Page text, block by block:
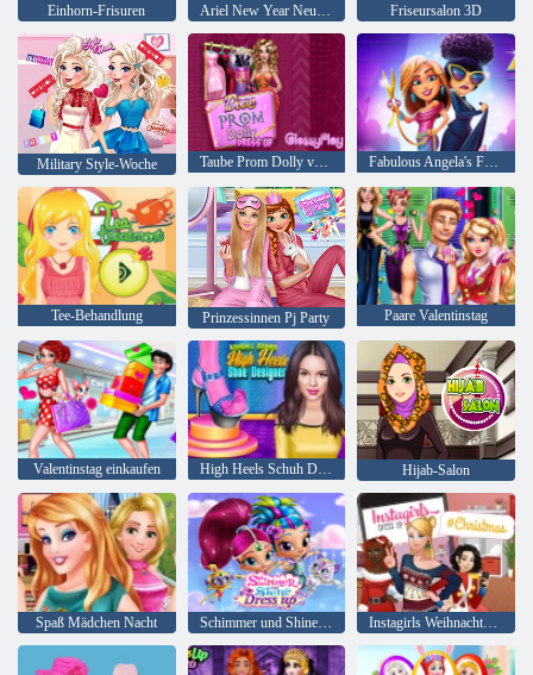
Einhorn-Frisuren Ariel New Year Neue Frisuren Friseursalon 3D
Military Style-Woche Taube Prom Dolly verkleiden sich Fabulous Angela's Fashion Fieber
Tee-Behandlung Prinzessinnen Pj Party Paare Valentinstag
Valentinstag einkaufen High Heels Schuh Designer Hijab-Salon
Spaß Mädchen Nacht Schimmer und Shine Dress up Instagirls Weihnachtskleid